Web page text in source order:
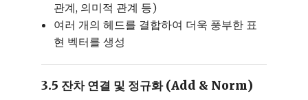
관계, 의미적 관계 등)
여러 개의 헤드를 결합하여 더욱 풍부한 표
현 벡터를 생성
3.5 잔차 연결 및 정규화 (Add & Norm)